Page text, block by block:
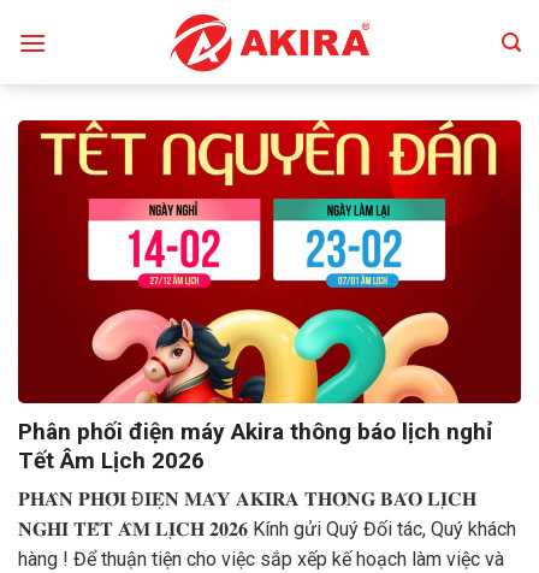
Phân phối điện máy Akira thông báo lịch nghỉ
Tết Âm Lịch 2026
𝐏𝐇𝐀̂𝐍 𝐏𝐇𝐎̂́𝐈 Đ𝐈𝐄̣̂𝐍 𝐌𝐀́𝐘 𝐀𝐊𝐈𝐑𝐀 𝐓𝐇𝐎̂𝐍𝐆 𝐁𝐀́𝐎 𝐋𝐈̣𝐂𝐇
𝐍𝐆𝐇𝐈̉ 𝐓𝐄̂́𝐓 𝐀̂𝐌 𝐋𝐈̣𝐂𝐇 𝟐𝟎𝟐𝟔 Kính gửi Quý Đối tác, Quý khách
hàng ! Để thuận tiện cho việc sắp xếp kế hoạch làm việc và